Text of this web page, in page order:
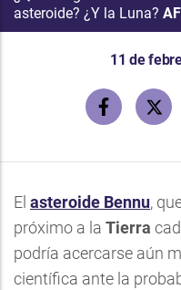
asteroide? ¿Y la Luna?
11 de
El asteroide Bennu,
próximo a la Tierra
podría acercarse aún
científica ante la